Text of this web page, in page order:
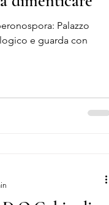
Palazzo
e guarda con